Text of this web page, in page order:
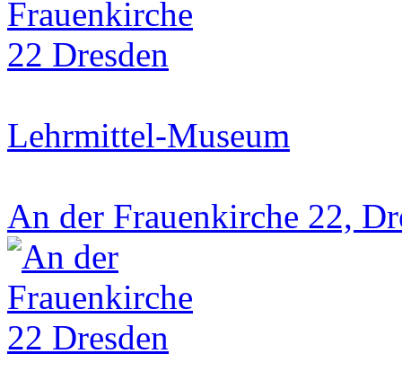
Lehrmittel-Museum
An der Frauenkirche 22,